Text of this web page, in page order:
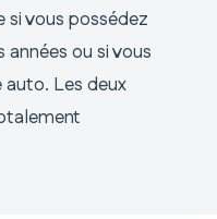
si vous possédez
années ou si vous
Les deux